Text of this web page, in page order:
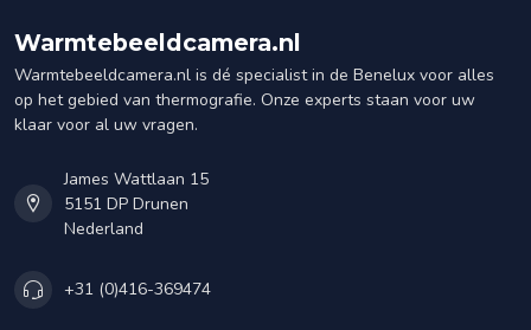
Warmtebeeldcamera.nl
Warmtebeeldcamera.nl is dé specialist in de Benelux voor alles
op het gebied van thermografie. Onze experts staan voor uw
klaar voor al uw vragen.
James Wattlaan 15
5151 DP Drunen
Nederland
+31 (0)416-369474